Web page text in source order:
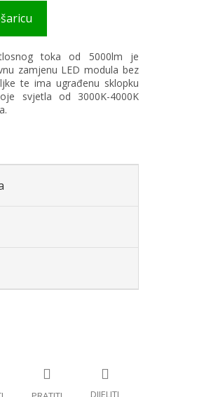
toka od 5000lm je
zamjenu LED modula bez
te ima ugrađenu sklopku
svjetla od 3000K-4000K